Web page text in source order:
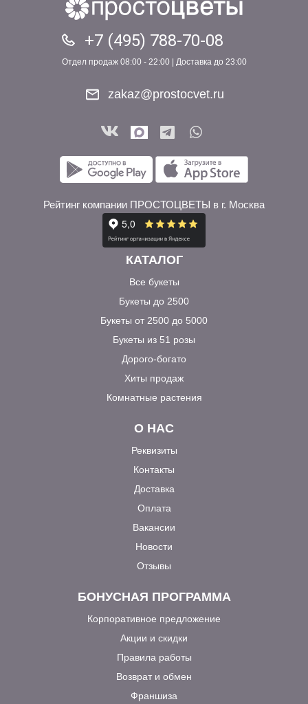
+7 (495) 788-70-08
Отдел продаж 08:00 - 22:00 | Доставка до 23:00
zakaz@prostocvet.ru
Рейтинг компании ПРОСТОЦВЕТЫ в г. Москва
КАТАЛОГ
Все букеты
Букеты до 2500
Букеты от 2500 до 5000
Букеты из 51 розы
Дорого-богато
Хиты продаж
Комнатные растения
О НАС
Реквизиты
Контакты
Доставка
Оплата
Вакансии
Новости
Отзывы
БОНУСНАЯ ПРОГРАММА
Корпоративное предложение
Акции и скидки
Правила работы
Возврат и обмен
Франшиза